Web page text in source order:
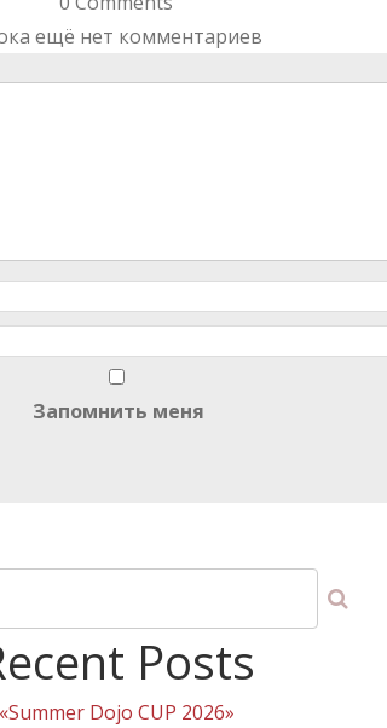
ещё нет комментариев
Запомнить меня
Posts
«Summer Dojo CUP 2026»